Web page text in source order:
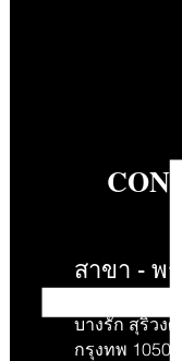
สาขา - พ
บางรัก สุริวงศ์
กรุงทพ 10500